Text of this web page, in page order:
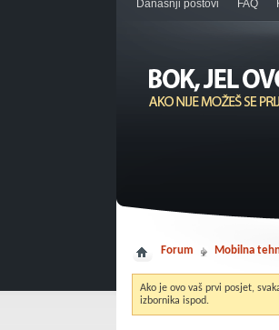
Današnji postovi FAQ
Forum Mobilna
Ako je ovo vaš prvi posjet,
izbornika ispod.